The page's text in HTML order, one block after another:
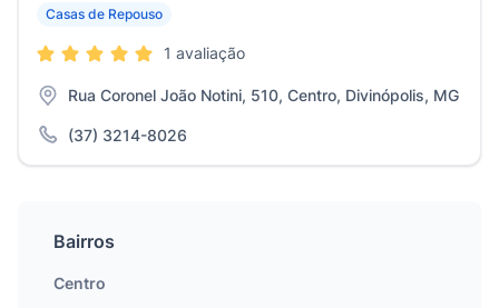
Casas de Repouso
1 avaliação
Rua Coronel João Notini, 510, Centro, Divinópolis, MG
(37) 3214-8026
Bairros
Centro